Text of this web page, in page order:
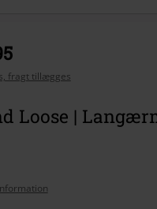
fragt tillægges
Loose |